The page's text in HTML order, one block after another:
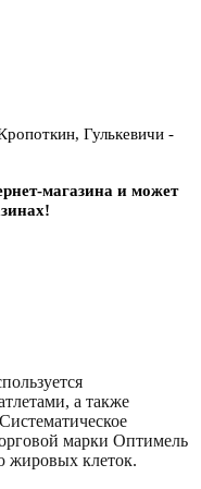
Гулькевичи -
магазина и может
а также
марки Оптимель
жировых клеток.